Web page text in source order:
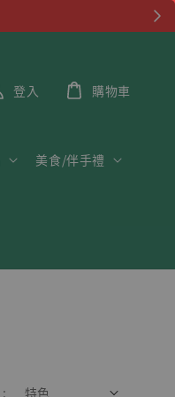
美食/伴手禮
登入 購物車